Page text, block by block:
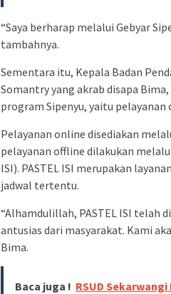
“Saya berharap melalui Gebyar
tambahnya.
Sementara itu, Kepala Badan
Somantry yang akrab disapa
program Sipenyu, yaitu pelayanan
Pelayanan online disediakan
pelayanan offline dilakukan
ISI). PASTEL ISI merupakan
jadwal tertentu.
“Alhamdulillah, PASTEL ISI telah
antusias dari masyarakat. Kami
Bima.
Baca juga ! RSUD